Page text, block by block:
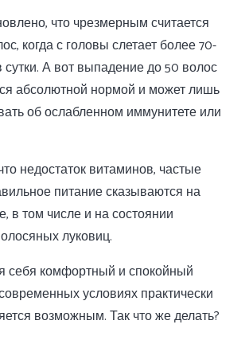
что чрезмерным считается
когда с головы слетает более 70-
А вот выпадение до 50 волос
абсолютной нормой и может лишь
об ослабленном иммунитете или
недостаток витаминов, частые
питание сказываются на
в том числе и на состоянии
луковиц.
себя комфортный и спокойный
условиях практически
возможным. Так что же делать?